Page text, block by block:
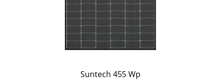
Suntech 455 Wp